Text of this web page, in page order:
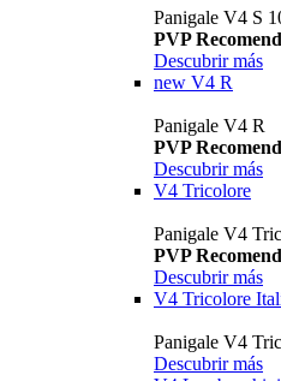
Panigale V4 S
PVP
Descubrir más
new V4 R
Panigale V4 R
PVP
Descubrir más
V4 Tricolore
Panigale V4
PVP
Descubrir más
V4 Tricolore
Panigale V4
Descubrir más